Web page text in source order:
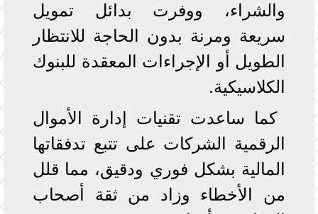
والشراء، ووفرت بدائل تمويل
سريعة ومرنة بدون الحاجة للانتظار
الطويل أو الإجراءات المعقدة للبنوك
الكلاسيكية.
كما ساعدت تقنيات إدارة الأموال
الرقمية الشركات على تتبع تدفقاتها
المالية بشكل فوري ودقيق، مما قلل
من الأخطاء وزاد من ثقة أصحاب